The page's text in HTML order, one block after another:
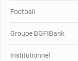
Football
Groupe BGFIBank
Institutionnel